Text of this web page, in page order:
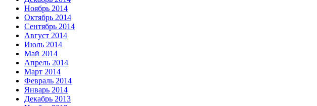
Ноябрь 2014
Октябрь 2014
Сентябрь 2014
Август 2014
Июль 2014
Май 2014
Апрель 2014
Март 2014
Февраль 2014
Январь 2014
Декабрь 2013